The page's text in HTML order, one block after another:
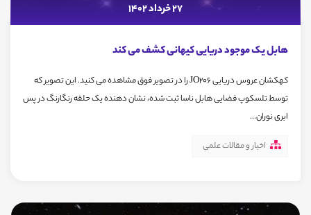
27 خرداد 1402
هابل یک موجود دریایی کیهانی کشف می کند
کهکشان عروس دریایی JO206 را در تصویر فوق مشاهده می کنید. این تصویر که
توسط تلسکوپ فضایی هابل ناسا ثبت شده، نشان دهنده یک حلقه رنگارنگ در پس
ابری نوران...
اخبار و مقالات علمی